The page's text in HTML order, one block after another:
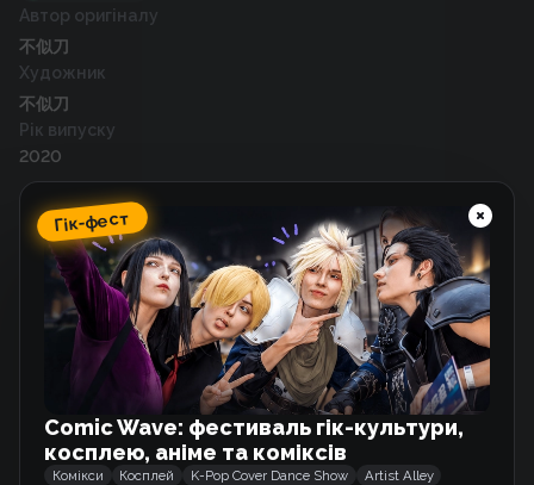
Автор оригіналу
不似刀
Художник
不似刀
Рік випуску
2020
Схожі тайтли
Закохані мимоволі
Манхва
По той бік скандалу
Манхва
Гік-фест
Comic Wave: фестиваль гік-культури,
косплею, аніме та коміксів
Комікси Косплей K-Pop Cover Dance Show
Artist Alley